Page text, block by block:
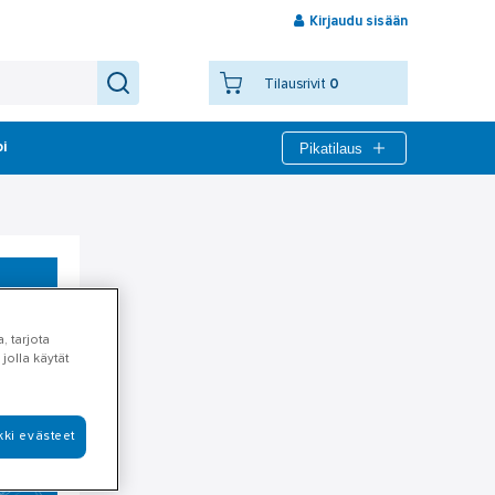
Kirjaudu sisään
Tilausrivit 0
Pikatilaus
tarjota
jolla käytät
evästeet